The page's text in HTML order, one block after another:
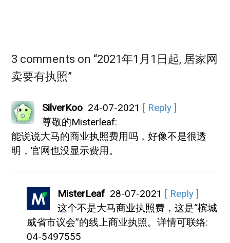
3 comments on “2021年1月1日起, 居家网
卖要有执照”
SilverKoo 24-07-2021
[ Reply ]
尊敬的Misterleaf:
能说说大马的商业执照费用吗，好像不是很透
明，官网也没显示费用。
MisterLeaf 28-07-2021
[ Reply ]
这个不是大马商业执照费，这是“槟城
威省市议会”的线上商业执照。详情可联络:
04-5497555